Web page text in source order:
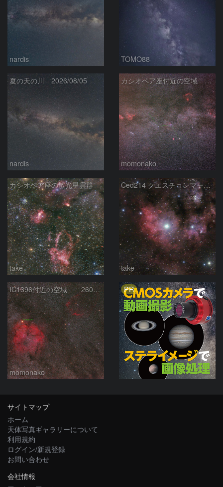
nardis TOMO88
夏の天の川 2026/08/05
nardis
カシオペア座付近の空域 260720
momonako
カシオペア座の散光星雲群
take
Ced214 クエスチョンマーク星雲の“心臓部”
take
IC1396付近の空域 260720
momonako
PR
サイトマップ
ホーム
天体写真ギャラリーについて
利用規約
ログイン/新規登録
お問い合わせ
会社情報